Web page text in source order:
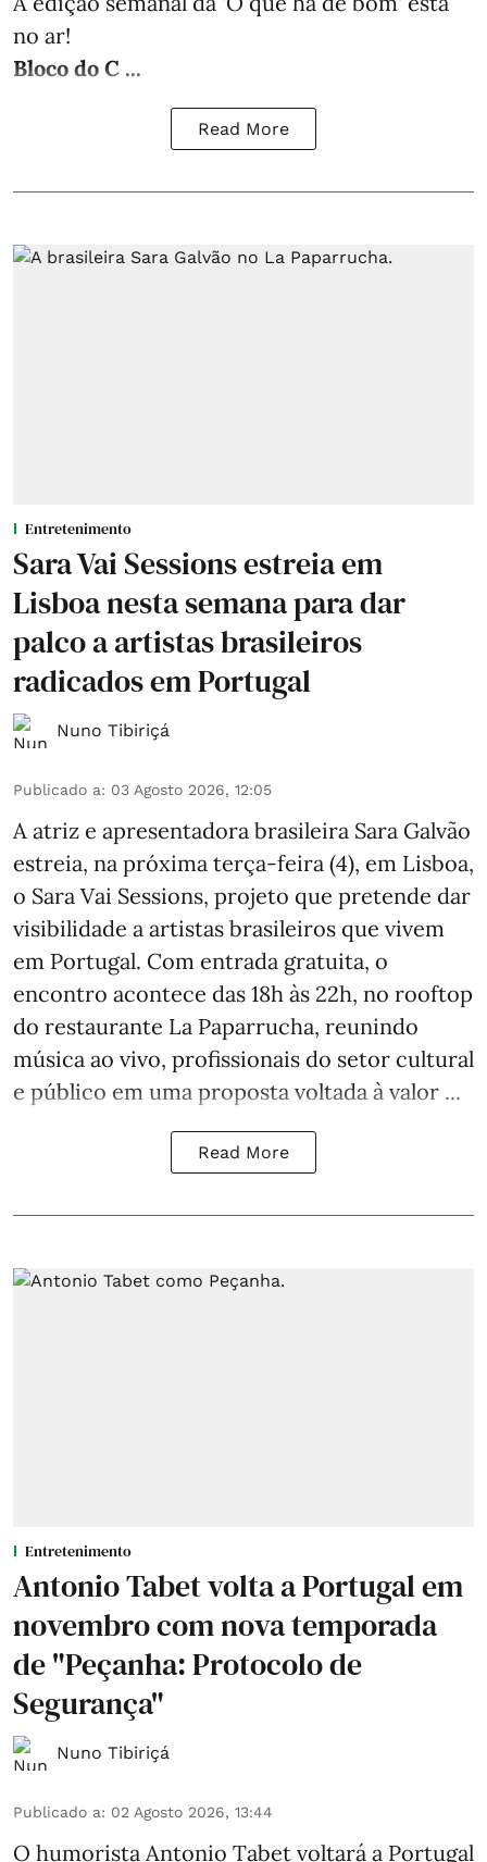
no ar!
Bloco do C ...
Read More
Entretenimento
Sara Vai Sessions estreia em
Lisboa nesta semana para dar
palco a artistas brasileiros
radicados em Portugal
Nuno Tibiriçá
Publicado a: 03 Agosto 2026, 12:05
A atriz e apresentadora brasileira Sara Galvão
estreia, na próxima terça-feira (4), em Lisboa,
o Sara Vai Sessions, projeto que pretende dar
visibilidade a artistas brasileiros que vivem
em Portugal. Com entrada gratuita, o
encontro acontece das 18h às 22h, no rooftop
do restaurante La Paparrucha, reunindo
música ao vivo, profissionais do setor cultural
e público em uma proposta voltada à valor ...
Read More
Entretenimento
Antonio Tabet volta a Portugal em
novembro com nova temporada
de "Peçanha: Protocolo de
Segurança"
Nuno Tibiriçá
Publicado a: 02 Agosto 2026, 13:44
O humorista Antonio Tabet voltará a Portugal